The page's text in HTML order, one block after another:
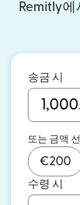
Remitly에
송금 시
또는 금액
€200
수령 시